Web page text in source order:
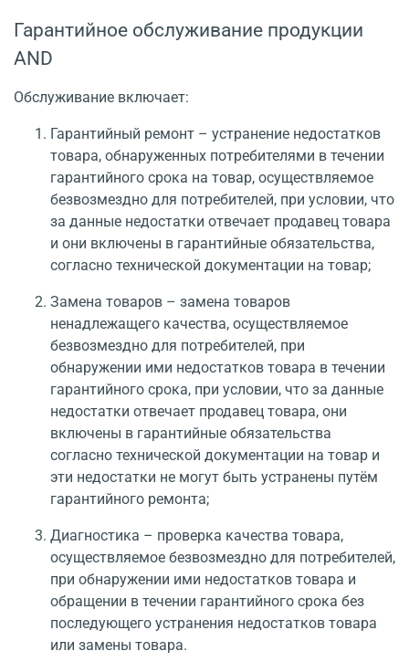
Гарантийное обслуживание продукции
AND
Обслуживание включает:
Гарантийный ремонт – устранение недостатков
товара, обнаруженных потребителями в течении
гарантийного срока на товар, осуществляемое
безвозмездно для потребителей, при условии, что
за данные недостатки отвечает продавец товара
и они включены в гарантийные обязательства,
согласно технической документации на товар;
Замена товаров – замена товаров
ненадлежащего качества, осуществляемое
безвозмездно для потребителей, при
обнаружении ими недостатков товара в течении
гарантийного срока, при условии, что за данные
недостатки отвечает продавец товара, они
включены в гарантийные обязательства
согласно технической документации на товар и
эти недостатки не могут быть устранены путём
гарантийного ремонта;
Диагностика – проверка качества товара,
осуществляемое безвозмездно для потребителей,
при обнаружении ими недостатков товара и
обращении в течении гарантийного срока без
последующего устранения недостатков товара
или замены товара.